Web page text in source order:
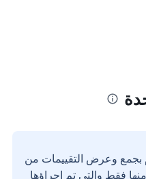
بجمع وعرض التقييمات من
فقط والتي تم إجراؤها